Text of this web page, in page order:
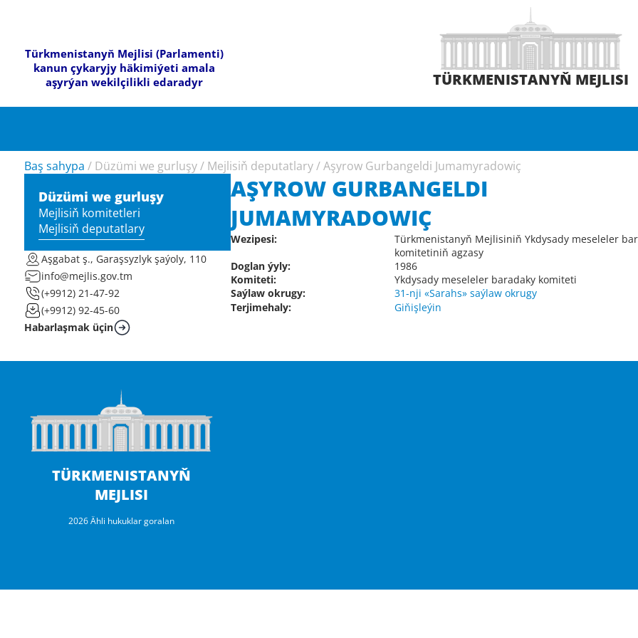
Türkmenistanyň Mejlisi (Parlamenti)
kanun çykaryjy häkimiýeti amala
aşyrýan wekilçilikli edaradyr
TÜRKMENISTANYŇ MEJLISI
Baş sahypa / Düzümi we gurluşy / Mejlisiň deputatlary /Aşyrow Gurbangeldi Jumamyradowiç
Düzümi we gurluşy
Mejlisiň komitetleri
Mejlisiň deputatlary
Aşgabat ş., Garaşsyzlyk şaýoly, 110
info@mejlis.gov.tm
(+9912) 21-47-92
(+9912) 92-45-60
Habarlaşmak üçin
AŞYROW GURBANGELDI
JUMAMYRADOWIÇ
Wezipesi:
Türkmenistanyň Mejlisiniň Ykdysady meseleler
komitetiniň agzasy
Doglan ýyly:
1986
Komiteti:
Ykdysady meseleler baradaky komiteti
Saýlaw okrugy:
31-nji «Sarahs» saýlaw okrugy
Terjimehaly:
Giňişleýin
TÜRKMENISTANYŇ
MEJLISI
2026 Ähli hukuklar goralan